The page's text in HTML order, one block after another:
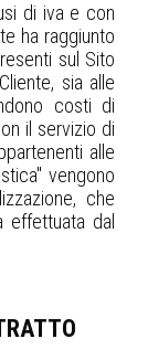
di iva e con
ha raggiunto
sul Sito
sia alle
costi di
il servizio di
alle
vengono
che
effettuata dal